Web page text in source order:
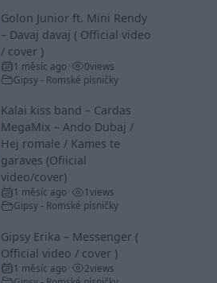
Golon Junior ft. Mini Rendy
– Davaj davaj ( Official video
/ cover )
1 měsíc ago 0views
Gipsy - Romské písničky
Kalai kiss band – Cardas
MegaMix – Ando Dubaj /
Hej romale / Kames te
garaves (Ofiicial
video/cover)
1 měsíc ago 1views
Gipsy - Romské písničky
Gipsy Erika – Messenger (
Official video / cover )
1 měsíc ago 2views